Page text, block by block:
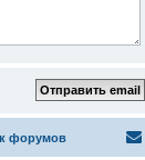
форумов